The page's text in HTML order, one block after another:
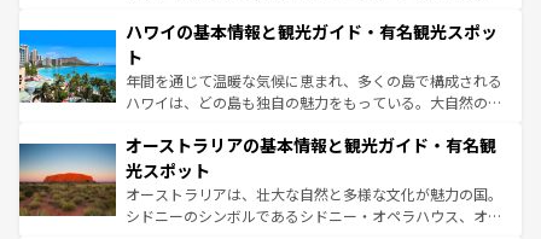
着のスイス情報はコンテンツ一覧を参照してほしい。
のような巨大都市は、観光、ショッピング、エンターテイ
ンメントが詰まった刺激的なスポットだ。一方、アメリカ
西部には大自然が広がり、グランドキャニオンやイエロー
ストーン国立公園といった絶景が堪能できる。さらに、南
文化が魅力。旅行者はアメリカの各地域で異なる魅力を楽
しみながら、その多様性と豊かな歴史を感じることができ
るだろう。車でのロードトリップや列車の旅も、アメリカ
ならではの贅沢な旅のスタイルだ。 なお、新着のアメリカ
情報は コンテンツ一覧 を参照してほしい。
ハワイの基本情報と観光ガイド・有名観光スポッ
ト
年間を通じて温暖な気候に恵まれ、多くの島で構成される
ハワイは、どの島も独自の魅力をもっている。大自然の神
ワイ島は見逃せない。また、定番の観光地といえばオアフ
島だが、静かな自然を求めるならマウイ島やカウアイ島が
おすすめ。エメラルドグリーンに輝く海をはじめ、豊かな
文化や歴史が息づいている。「アロハスピリット」と呼ば
オーストラリアの基本情報と観光ガイド・有名観
光スポット
オーストラリアは、壮大な自然と多様な文化が魅力の国。
シドニーのシンボルであるシドニー・オペラハウス、オー